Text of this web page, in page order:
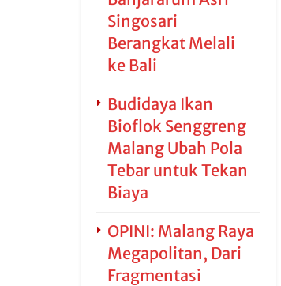
Singosari
Berangkat Melali
ke Bali
Budidaya Ikan
Bioflok Senggreng
Malang Ubah Pola
Tebar untuk Tekan
Biaya
OPINI: Malang Raya
Megapolitan, Dari
Fragmentasi